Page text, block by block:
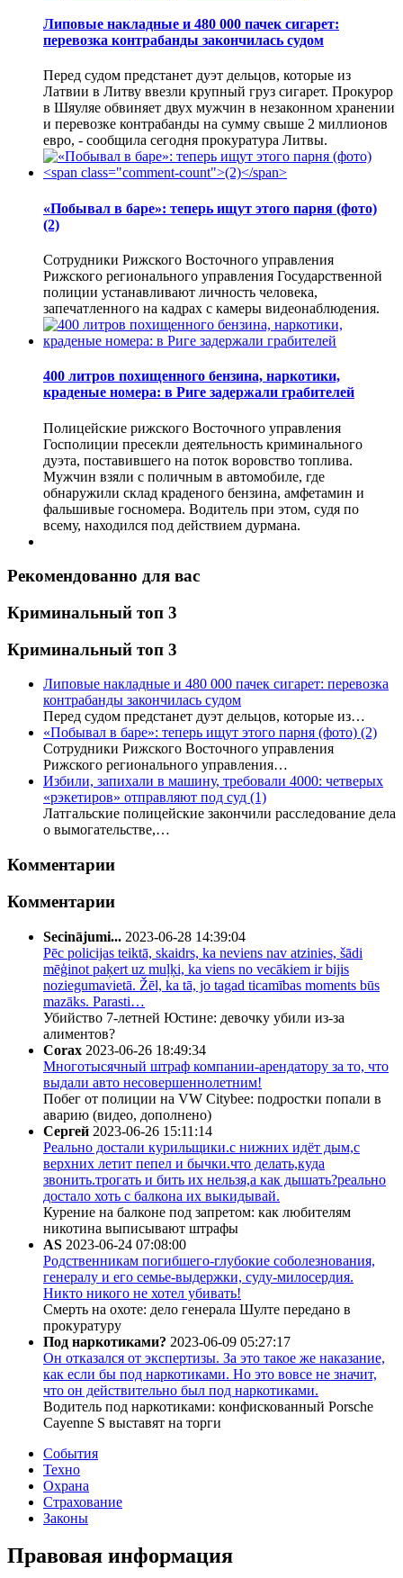
Липовые накладные и 480 000 пачек сигарет:
перевозка контрабанды закончилась судом
Перед судом предстанет дуэт дельцов, которые из
Латвии в Литву ввезли крупный груз сигарет. Прокурор
в Шяуляе обвиняет двух мужчин в незаконном хранении
и перевозке контрабанды на сумму свыше 2 миллионов
евро, - сообщила сегодня прокуратура Литвы.
«Побывал в баре»: теперь ищут этого парня (фото)
(2)
Сотрудники Рижского Восточного управления
Рижского регионального управления Государственной
полиции устанавливают личность человека,
запечатленного на кадрах с камеры видеонаблюдения.
400 литров похищенного бензина, наркотики,
краденые номера: в Риге задержали грабителей
Полицейские рижского Восточного управления
Госполиции пресекли деятельность криминального
дуэта, поставившего на поток воровство топлива.
Мужчин взяли с поличным в автомобиле, где
обнаружили склад краденого бензина, амфетамин и
фальшивые госномера. Водитель при этом, судя по
всему, находился под действием дурмана.
Рекомендованно для вас
Криминальный топ 3
Криминальный топ 3
Липовые накладные и 480 000 пачек сигарет: перевозка
контрабанды закончилась судом
Перед судом предстанет дуэт дельцов, которые из…
«Побывал в баре»: теперь ищут этого парня (фото) (2)
Сотрудники Рижского Восточного управления
Рижского регионального управления…
Избили, запихали в машину, требовали 4000: четверых
«рэкетиров» отправляют под суд (1)
Латгальские полицейские закончили расследование дела
о вымогательстве,…
Комментарии
Комментарии
Secinājumi... 2023-06-28 14:39:04
Pēc policijas teiktā, skaidrs, ka neviens nav atzinies, šādi
mēģinot paķert uz muļķi, ka viens no vecākiem ir bijis
noziegumavietā. Žēl, ka tā, jo tagad ticamības moments būs
mazāks. Parasti…
Убийство 7-летней Юстине: девочку убили из-за
алиментов?
Corax 2023-06-26 18:49:34
Многотысячный штраф компании-арендатору за то, что
выдали авто несовершеннолетним!
Побег от полиции на VW Citybee: подростки попали в
аварию (видео, дополнено)
Сергей 2023-06-26 15:11:14
Реально достали курильщики.с нижних идёт дым,с
верхних летит пепел и бычки.что делать,куда
звонить.трогать и бить их нельзя,а как дышать?реально
достало хоть с балкона их выкидывай.
Курение на балконе под запретом: как любителям
никотина выписывают штрафы
AS 2023-06-24 07:08:00
Родственникам погибшего-глубокие соболезнования,
генералу и его семье-выдержки, суду-милосердия.
Никто никого не хотел убивать!
Смерть на охоте: дело генерала Шулте передано в
прокуратуру
Под наркотиками? 2023-06-09 05:27:17
Он отказался от экспертизы. За это такое же наказание,
как если бы под наркотиками. Но это вовсе не значит,
что он действительно был под наркотиками.
Водитель под наркотиками: конфискованный Porsche
Cayenne S выставят на торги
События
Техно
Охрана
Страхование
Законы
Правовая информация